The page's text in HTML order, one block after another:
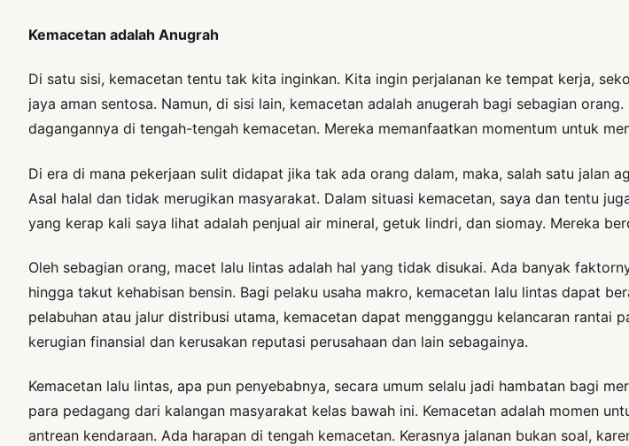
Kemacetan adalah Anugrah
Di satu sisi, kemacetan tentu tak kita inginkan. Kita ingin perjalanan ke tempat kerja,
jaya aman sentosa. Namun, di sisi lain, kemacetan adalah anugerah bagi sebagian
dagangannya di tengah-tengah kemacetan. Mereka memanfaatkan momentum untuk
Di era di mana pekerjaan sulit didapat jika tak ada orang dalam, maka, salah satu jalan
Asal halal dan tidak merugikan masyarakat. Dalam situasi kemacetan, saya dan tentu
yang kerap kali saya lihat adalah penjual air mineral, getuk lindri, dan siomay. Mereka
Oleh sebagian orang, macet lalu lintas adalah hal yang tidak disukai. Ada banyak
hingga takut kehabisan bensin. Bagi pelaku usaha makro, kemacetan lalu lintas dapat
pelabuhan atau jalur distribusi utama, kemacetan dapat mengganggu kelancaran rantai
kerugian finansial dan kerusakan reputasi perusahaan dan lain sebagainya.
Kemacetan lalu lintas, apa pun penyebabnya, secara umum selalu jadi hambatan bagi
para pedagang dari kalangan masyarakat kelas bawah ini. Kemacetan adalah momen
antrean kendaraan. Ada harapan di tengah kemacetan. Kerasnya jalanan bukan soal,